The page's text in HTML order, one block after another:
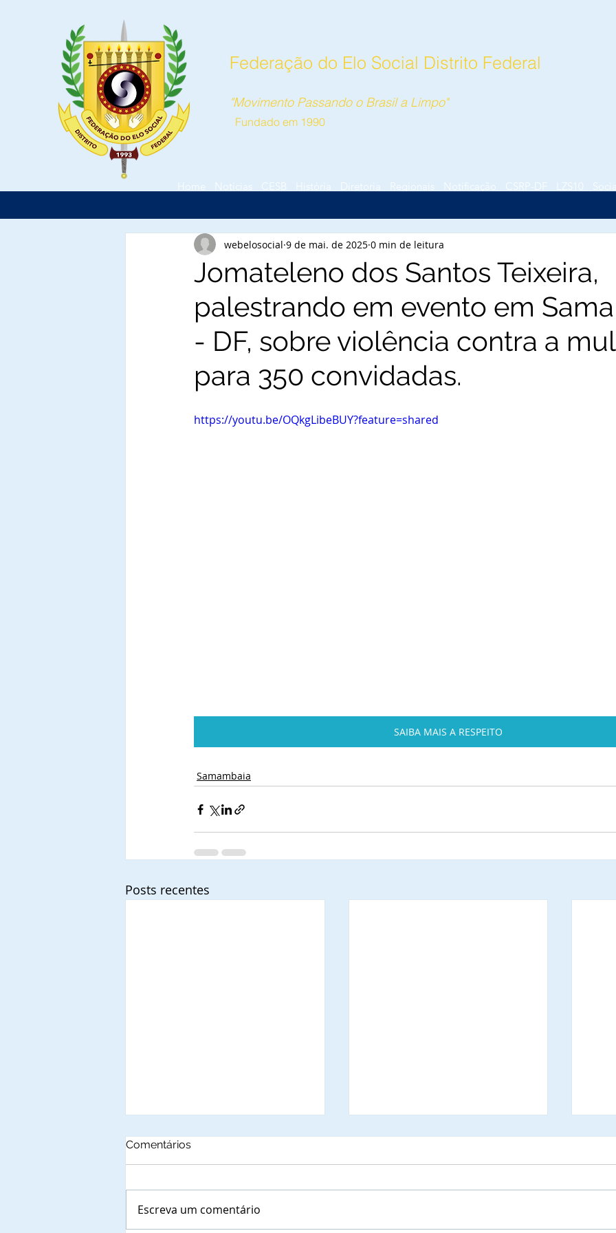
"Movimento Passando o Brasil a Limpo"
Fundado em 1990
Home Notícias CESB História Diretoria Regionais Notificação CSRP-DF LZS10
Federação do Elo Social Distrito Federal
Jomateleno dos Santos Teixeira,
palestrando em evento em
- DF, sobre violência contra a
para 350 convidadas.
webelosocial 9 de mai. de 2025 0 min de leitura
https://youtu.be/OQkgLibeBUY?feature=shared
SAIBA MAIS A RESPEITO
Samambaia
Posts recentes
Comentários
Escreva um comentário